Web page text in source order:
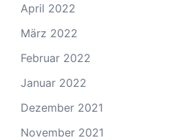
April 2022
März 2022
Februar 2022
Januar 2022
Dezember 2021
November 2021